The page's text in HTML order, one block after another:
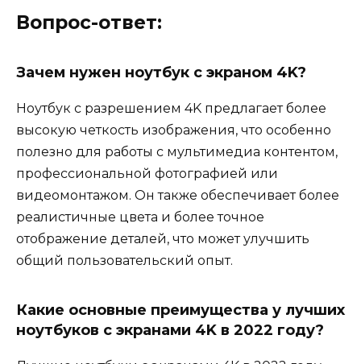
Вопрос-ответ:
Зачем нужен ноутбук с экраном 4K?
Ноутбук с разрешением 4K предлагает более
высокую четкость изображения, что особенно
полезно для работы с мультимедиа контентом,
профессиональной фотографией или
видеомонтажом. Он также обеспечивает более
реалистичные цвета и более точное
отображение деталей, что может улучшить
общий пользовательский опыт.
Какие основные преимущества у лучших
ноутбуков с экранами 4K в 2022 году?